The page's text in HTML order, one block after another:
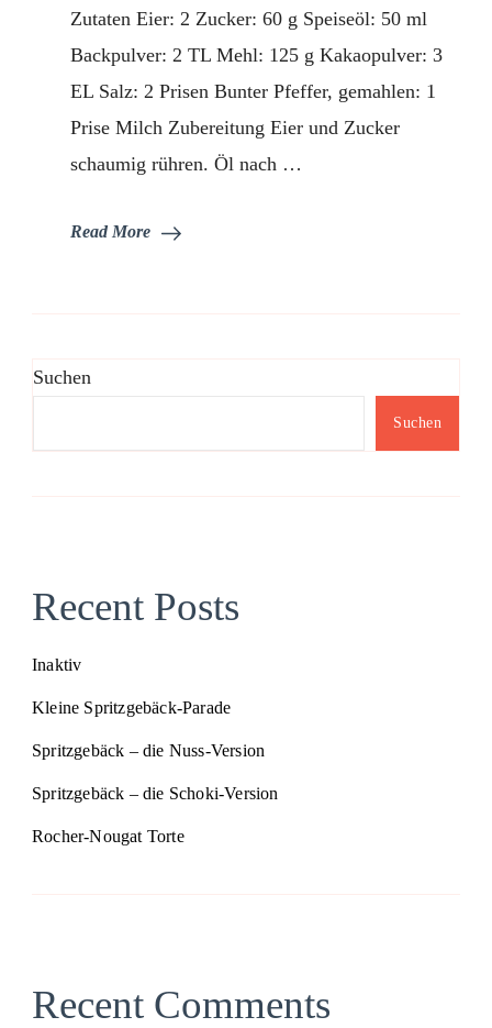
Zutaten Eier: 2 Zucker: 60 g Speiseöl: 50 ml
Backpulver: 2 TL Mehl: 125 g Kakaopulver: 3
EL Salz: 2 Prisen Bunter Pfeffer, gemahlen: 1
Prise Milch Zubereitung Eier und Zucker
schaumig rühren. Öl nach …
Read More
Suchen
Suchen
Recent Posts
Inaktiv
Kleine Spritzgebäck-Parade
Spritzgebäck – die Nuss-Version
Spritzgebäck – die Schoki-Version
Rocher-Nougat Torte
Recent Comments